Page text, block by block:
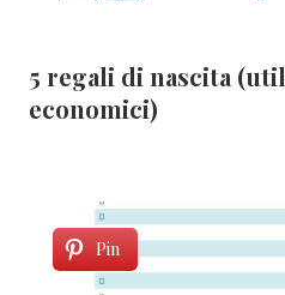
5 regali di nascita
economici)
Pin